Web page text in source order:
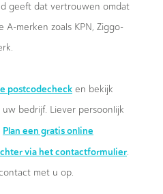
geeft dat vertrouwen omdat
merken zoals KPN, Ziggo-
postcodecheck en bekijk
bedrijf. Liever persoonlijk
Plan een gratis online
via het contactformulier.
met u op.